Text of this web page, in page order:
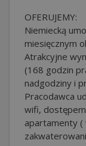
OFERUJEMY:
Niemiecką
miesięcznym
Atrakcyjne
(168 godzin
nadgodziny i
Pracodawca
wifi, dostępem
apartamenty (